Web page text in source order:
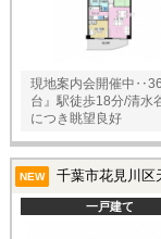
現地案内会開催中
台』駅徒歩18分/清水
につき眺望良好
NEW 千葉市花見川区
一戸建て